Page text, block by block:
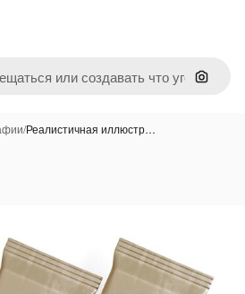
Поиск
/Реалистичная иллюстр…